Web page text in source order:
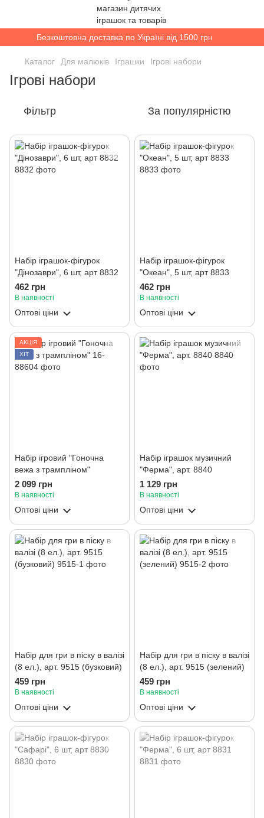
Безкоштовна доставка по Україні від 1500 грн
Каталог Для малюків Іграшки Ігрові набори
Ігрові набори
Фільтр За популярністю
Набір іграшок-фігурок
"Дінозаври", 6 шт, арт 8832
462 грн
В наявності
Оптові ціни
Набір іграшок-фігурок
"Океан", 5 шт, арт 8833
462 грн
В наявності
Оптові ціни
АКЦІЯ
ХІТ
Набір ігровий "Гоночна
вежа з трампліном"
2 099 грн
В наявності
Оптові ціни
Набір іграшок музичний
"Ферма", арт. 8840
1 129 грн
В наявності
Оптові ціни
Набір для гри в піску в валізі
(8 ел.), арт. 9515 (бузковий)
459 грн
В наявності
Оптові ціни
Набір для гри в піску в валізі
(8 ел.), арт. 9515 (зелений)
459 грн
В наявності
Оптові ціни